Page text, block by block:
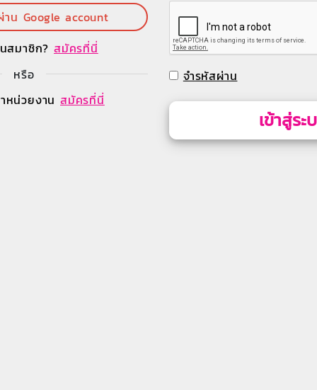
าน Google account
สมาชิก? สมัครที่นี่
หรือ
หน่วยงาน สมัครที่นี่
จำรหัสผ่าน
เข้าสู่ระ